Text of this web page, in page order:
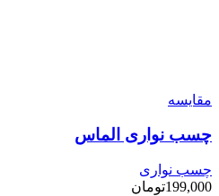
مقایسه
چسب نواری الماس
چسب نواری
199,000تومان